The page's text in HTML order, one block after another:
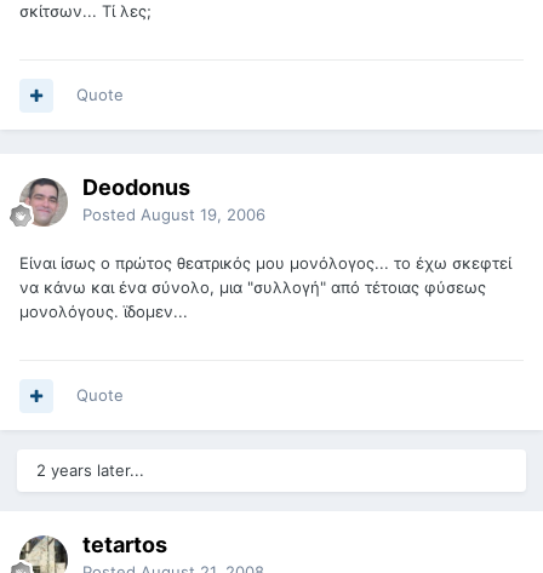
σκίτσων... Τί λες;
Quote
Deodonus
Posted August 19, 2006
Είναι ίσως ο πρώτος θεατρικός μου μονόλογος... το έχω σκεφτεί
να κάνω και ένα σύνολο, μια "συλλογή" από τέτοιας φύσεως
μονολόγους. ϊδομεν...
Quote
2 years later...
tetartos